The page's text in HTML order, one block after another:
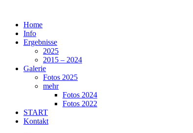
springenHome
Info
Ergebnisse
2025
2015 – 2024
Galerie
Fotos 2025
mehr
Fotos 2024
Fotos 2022
START
Kontakt